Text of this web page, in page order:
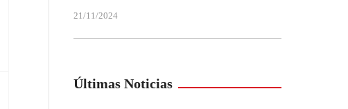
21/11/2024
Últimas Noticias